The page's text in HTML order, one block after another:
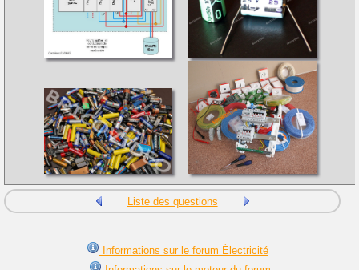
Liste des questions
Informations sur le forum Électricité